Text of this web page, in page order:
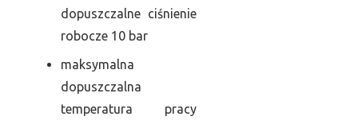
dopuszczalne ciśnienie
robocze 10 bar
maksymalna
dopuszczalna
temperatura pracy